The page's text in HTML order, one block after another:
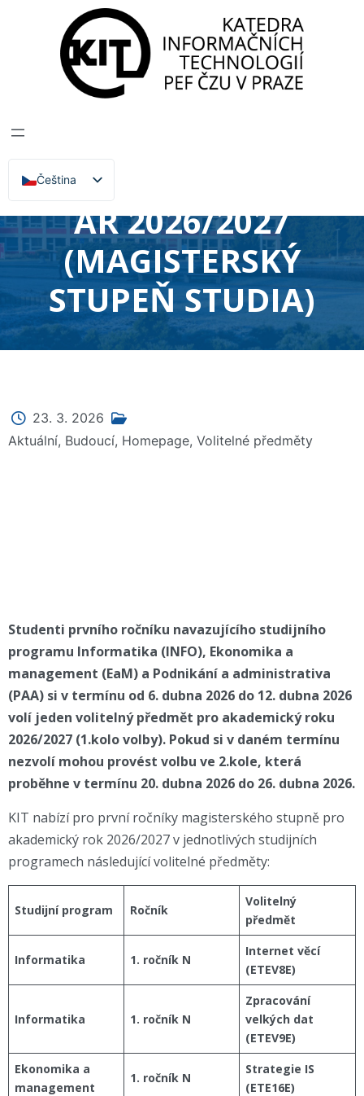
Čeština
English
informačních technologií
Zprávy, Akce,
VOLBA
PŘEDMĚTŮ PRO
AR 2026/2027
(MAGISTERSKÝ
STUPEŇ STUDIA)
23. 3. 2026
Aktuální, Budoucí, Homepage, Volitelné předměty
Studenti prvního ročníku navazujícího studijního
programu Informatika (INFO), Ekonomika a
management (EaM) a Podnikání a administrativa
(PAA) si v termínu od 6. dubna 2026 do 12. dubna 2026
volí jeden volitelný předmět pro akademický roku
2026/2027 (1.kolo volby). Pokud si v daném termínu
nezvolí mohou provést volbu ve 2.kole, která
proběhne v termínu 20. dubna 2026 do 26. dubna 2026.
KIT nabízí pro první ročníky magisterského stupně pro
akademický rok 2026/2027 v jednotlivých studijních
programech následující volitelné předměty:
Studijní program Ročník
Volitelný
předmět
Informatika 1. ročník N
Internet věcí
(ETEV8E)
Informatika 1. ročník N
Zpracování
velkých dat
(ETEV9E)
Ekonomika a
management
1. ročník N
Strategie IS
(ETE16E)